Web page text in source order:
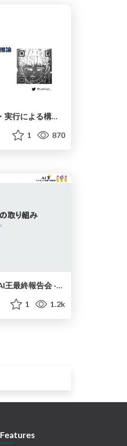
宮脇+'23 - プログラム生成・実行による構成的推論, LLM Meetup Tokyo #3
1 870
加藤拓真, 宮脇峻平, 第二回AI王最終報告会 - DPR ベースラインによる オープンドメイン質問応答の取り組み (2022)
1 1.2k
Features